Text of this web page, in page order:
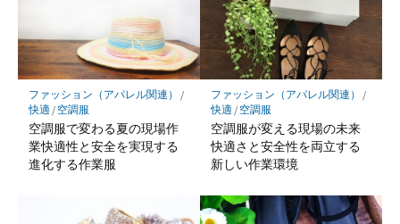
ファッション（アパレル関連）
/
快適 / 空調服
空調服で変わる夏の現場作
業快適性と安全を実現する
進化する作業服
ファッション（アパレル関連）
/
快適 / 空調服
空調服が変える現場の未来
快適さと安全性を両立する
新しい作業環境